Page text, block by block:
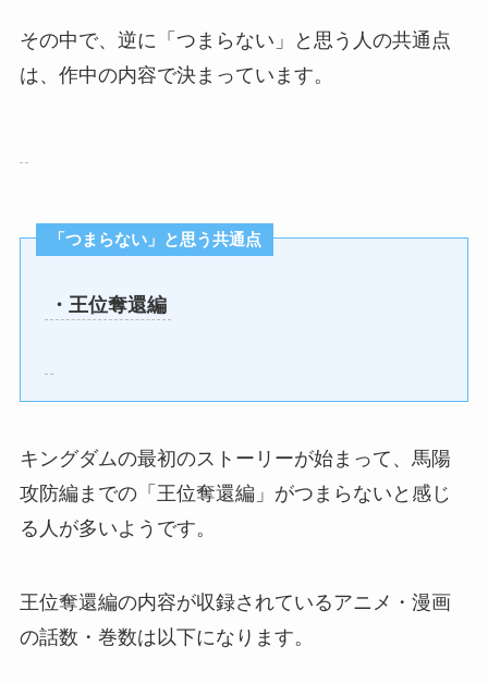
その中で、逆に「つまらない」と思う人の共通点
は、作中の内容で決まっています。
「つまらない」と思う共通点
・王位奪還編
キングダムの最初のストーリーが始まって、馬陽
攻防編までの「王位奪還編」がつまらないと感じ
る人が多いようです。
王位奪還編の内容が収録されているアニメ・漫画
の話数・巻数は以下になります。